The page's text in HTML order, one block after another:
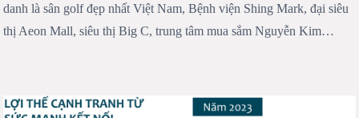
danh là sân golf đẹp nhất Việt Nam, Bệnh viện Shing Mark, đại siêu
thị Aeon Mall, siêu thị Big C, trung tâm mua sắm Nguyễn Kim…